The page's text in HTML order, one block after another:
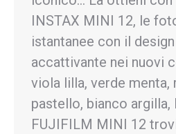
INSTAX MINI 12, le
istantanee con il
accattivante nei nuovi
viola lilla, verde menta,
pastello, bianco argilla,
FUJIFILM MINI 12